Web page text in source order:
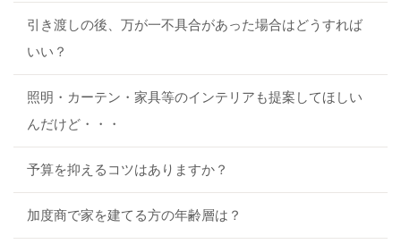
引き渡しの後、万が一不具合があった場合はどうすれば
いい？
照明・カーテン・家具等のインテリアも提案してほしい
んだけど・・・
予算を抑えるコツはありますか？
加度商で家を建てる方の年齢層は？